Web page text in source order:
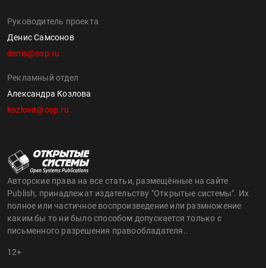
Руководитель проекта
Денис Самсонов
denis@osp.ru
Рекламный отдел
Александра Козлова
kozlova@osp.ru
Авторские права на все статьи, размещённые на сайте
Publish, принадлежат издательству "Открытые системы". Их
полное или частичное воспроизведение или размножение
каким бы то ни было способом допускается только с
письменного разрешения правообладателя..
12+